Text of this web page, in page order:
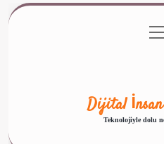
Gizlilik aç
Dijital
Teknolojiyle dolu